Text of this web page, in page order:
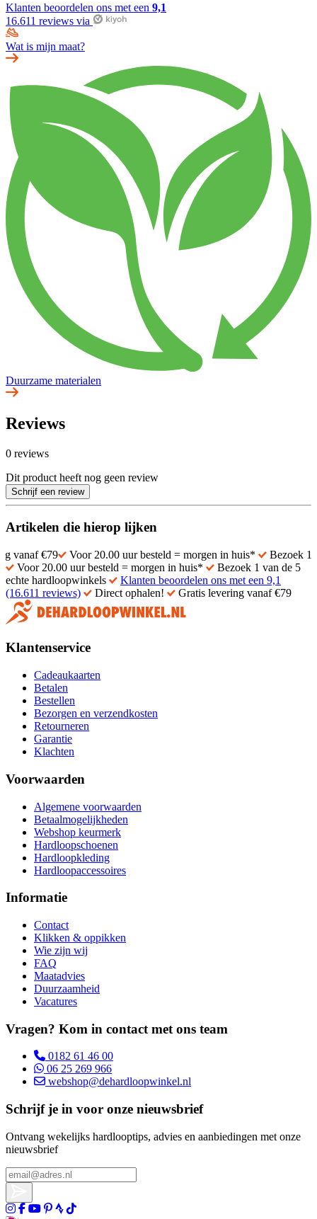
Klanten beoordelen ons met een 9,1
16.611 reviews via
Wat is mijn maat?
Duurzame materialen
Reviews
0 reviews
Dit product heeft nog geen review
Schrijf een review
Artikelen die hierop lijken
€79 Voor 20.00 uur besteld = morgen in huis*
Bezoek 1 van de
Voor 20.00 uur besteld = morgen in huis*
Bezoek 1 van de 5
echte hardloopwinkels
Klanten beoordelen ons met een 9,1
(16.611 reviews)
Direct ophalen! Gratis levering vanaf €79
Klantenservice
Cadeaukaarten
Betalen
Bestellen
Bezorgen en verzendkosten
Retourneren
Garantie
Klachten
Voorwaarden
Algemene voorwaarden
Betaalmogelijkheden
Webshop keurmerk
Hardloopschoenen
Hardloopkleding
Hardloopaccessoires
Informatie
Contact
Klikken & oppikken
Wie zijn wij
FAQ
Maatadvies
Duurzaamheid
Vacatures
Vragen? Kom in contact met ons team
0182 61 46 00
06 25 269 966
webshop@dehardloopwinkel.nl
Schrijf je in voor onze nieuwsbrief
Ontvang wekelijks hardlooptips, advies en aanbiedingen met onze
nieuwsbrief